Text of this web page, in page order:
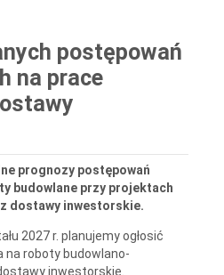
postępowań
na prace
prognozy postępowań
budowlane przy projektach
dostawy inwestorskie.
2027 r. planujemy ogłosić
na roboty budowlano-
inwestorskie.